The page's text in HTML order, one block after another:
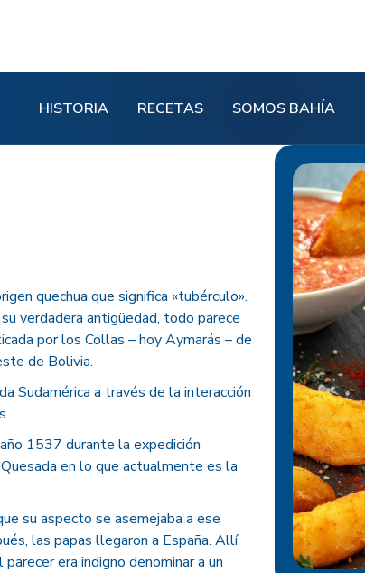
HISTORIA RECETAS SOMOS BAHÍA
quechua que significa «tubérculo».
verdadera antigüedad, todo parece
por los Collas – hoy Aymarás – de
de Bolivia.
Sudamérica a través de la interacción
1537 durante la expedición
en lo que actualmente es la
su aspecto se asemejaba a ese
las papas llegaron a España. Allí
era indigno denominar a un